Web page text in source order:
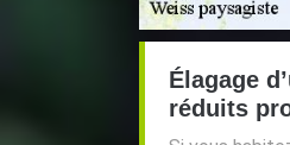
Élagage
réduits